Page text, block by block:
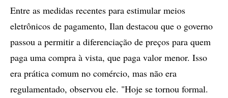
Entre as medidas recentes para estimular meios
eletrônicos de pagamento, Ilan destacou que o governo
passou a permitir a diferenciação de preços para quem
paga uma compra à vista, que paga valor menor. Isso
era prática comum no comércio, mas não era
regulamentado, observou ele. "Hoje se tornou formal.